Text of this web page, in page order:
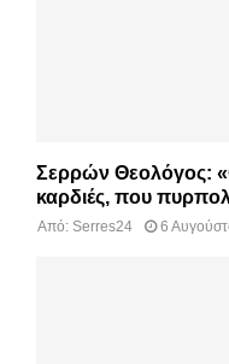
Σερρών Θεολόγος:
καρδιές, που
Από: Serres24 6